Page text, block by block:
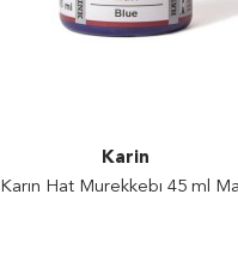
Karin
Karın Hat Murekkebı 45 ml